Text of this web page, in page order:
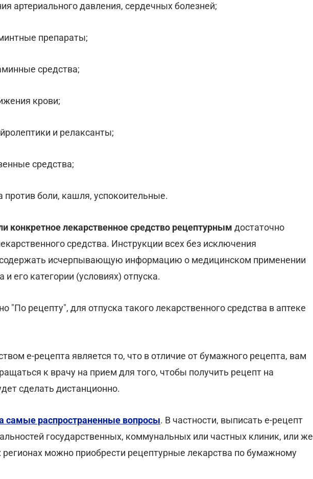
артериального давления, сердечных болезней;
препараты;
средства;
крови;
и релаксанты;
средства;
против боли, кашля, успокоительные.
конкретное лекарственное средство рецептурным достаточно
средства. Инструкции всех без исключения
содержать исчерпывающую информацию о медицинском применении
и его категории (условиях) отпуска.
"По рецепту", для отпуска такого лекарственного средства в аптеке
е-рецепта является то, что в отличие от бумажного рецепта, вам
к врачу на прием для того, чтобы получить рецепт на
сделать дистанционно.
самые распространенные вопросы. В частности, выписать е-рецепт
государственных, коммунальных или частных клиник, или же
можно приобрести рецептурные лекарства по бумажному